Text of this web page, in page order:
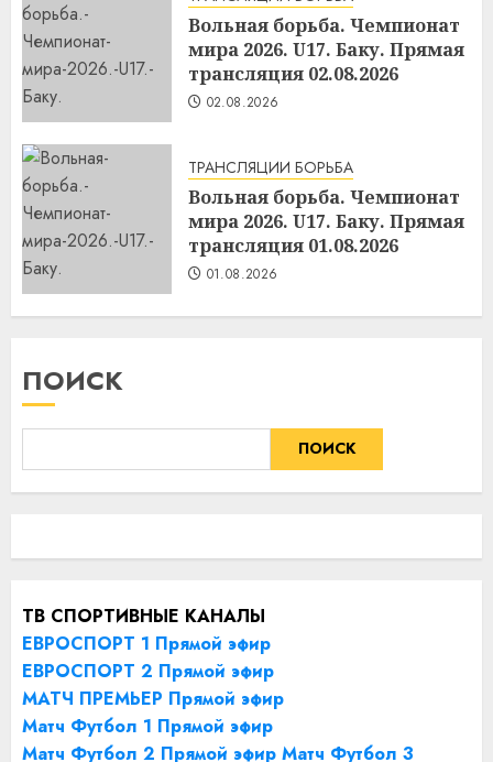
Вольная борьба. Чемпионат
мира 2026. U17. Баку. Прямая
трансляция 02.08.2026
02.08.2026
ТРАНСЛЯЦИИ БОРЬБА
Вольная борьба. Чемпионат
мира 2026. U17. Баку. Прямая
трансляция 01.08.2026
01.08.2026
ПОИСК
ПОИСК
ТВ СПОРТИВНЫЕ КАНАЛЫ
ЕВРОСПОРТ 1 Прямой эфир
ЕВРОСПОРТ 2 Прямой эфир
МАТЧ ПРЕМЬЕР Прямой эфир
Матч Футбол 1 Прямой эфир
Матч Футбол 2 Прямой эфир Матч Футбол 3